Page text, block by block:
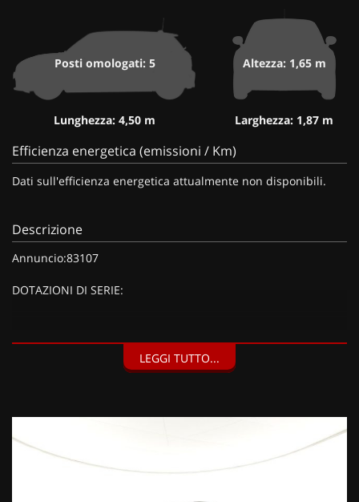
Posti omologati: 5
Lunghezza: 4,50 m
Altezza: 1,65 m
Larghezza: 1,87 m
Efficienza energetica (emissioni / Km)
Dati sull'efficienza energetica attualmente non disponibili.
Descrizione
Annuncio:83107
DOTAZIONI DI SERIE:
LEGGI TUTTO...